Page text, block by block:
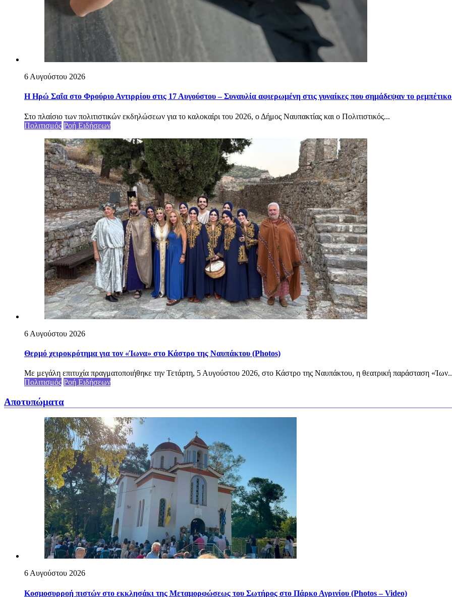
6 Αυγούστου 2026
Η Ηρώ Σαΐα στο Φρούριο Αντιρρίου στις 17 Αυγούστου – Συναυλία αφιερωμένη στις γυναίκες που σημάδεψαν το ρεμπέτικο
Στο πλαίσιο των πολιτιστικών εκδηλώσεων για το καλοκαίρι του 2026, ο Δήμος Ναυπακτίας και ο Πολιτιστικός...
Πολιτισμός Ροή Ειδήσεων
6 Αυγούστου 2026
Θερμό χειροκρότημα για τον «Ίωνα» στο Κάστρο της Ναυπάκτου (Photos)
Με μεγάλη επιτυχία πραγματοποιήθηκε την Τετάρτη, 5 Αυγούστου 2026, στο Κάστρο της Ναυπάκτου, η θεατρική παράσταση
Πολιτισμός Ροή Ειδήσεων
Αποτυπώματα
6 Αυγούστου 2026
Κοσμοσυρροή πιστών στο εκκλησάκι της Μεταμορφώσεως του Σωτήρος στο Πάρκο Αγρινίου (Photos – Video)